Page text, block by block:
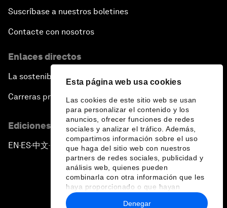
Esta página web usa cookies
Las cookies de este sitio web se usan
para personalizar el contenido y los
anuncios, ofrecer funciones de redes
sociales y analizar el tráfico. Además,
compartimos información sobre el uso
que haga del sitio web con nuestros
partners de redes sociales, publicidad y
análisis web, quienes pueden
combinarla con otra información que les
haya proporcionado o que hayan
recopilado a partir del uso que haya
hecho de sus servicios.
Denegar
Suscríbase a nuestros boletines
Contacte con nosotros
Enlaces directos
La sostenibilidad en el Foro
Carreras profesionales
Ediciones en otros idiomas
EN ▪ ES▪中文▪ 日本語